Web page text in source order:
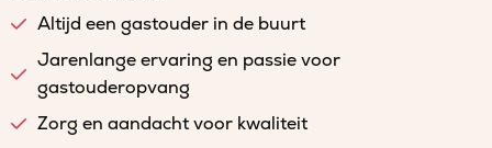
Altijd een gastouder in de buurt
Jarenlange ervaring en passie voor
gastouderopvang
Zorg en aandacht voor kwaliteit